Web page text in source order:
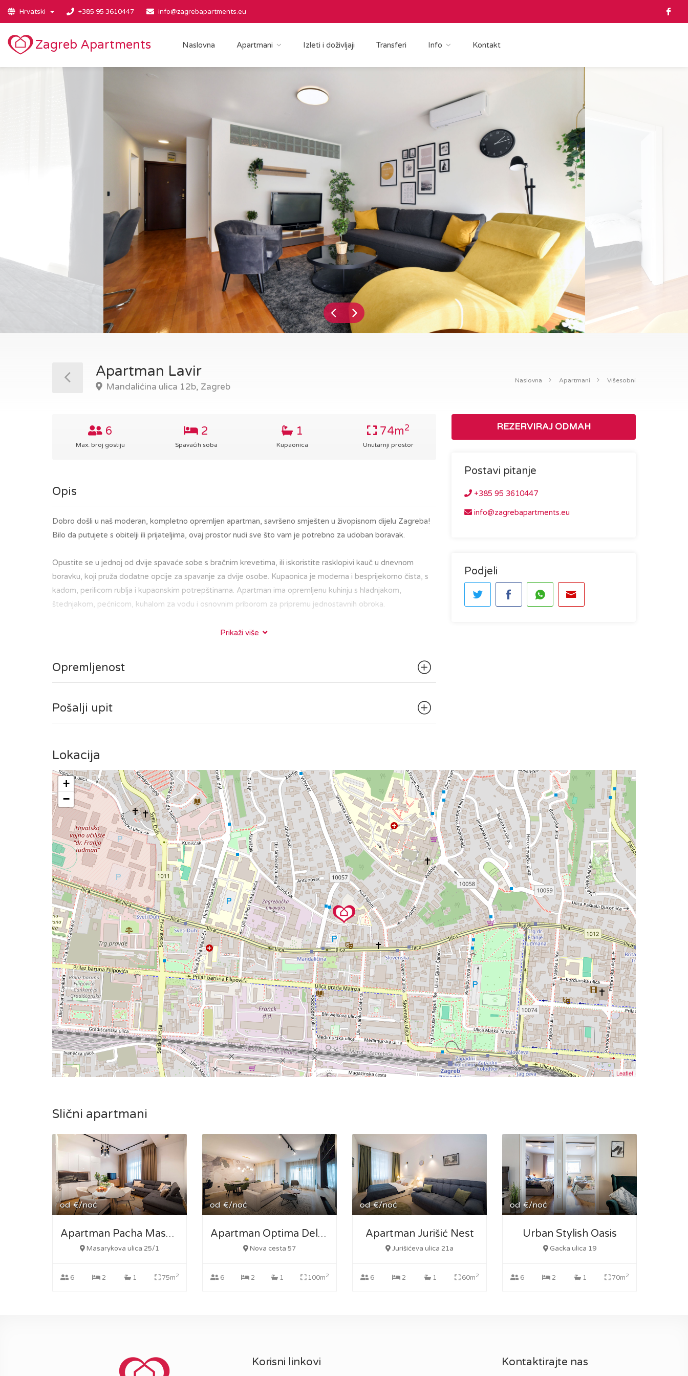
Hrvatski +385 95 3610447 info@zagrebapartments.eu
Zagreb Apartments Naslovna Apartmani Izleti i doživljaji Transferi Info Kontakt
Apartman Lavir
Mandalićina ulica 12b, Zagreb
Naslovna Apartmani Višesobni
REZERVIRAJ ODMAH
Postavi pitanje
+385 95 3610447
info@zagrebapartments.eu
Podjeli
6
Max. broj gostiju
2
Spavaćih soba
1
Kupaonica
74m2
Unutarnji prostor
Opis
Dobro došli u naš moderan, kompletno opremljen apartman, savršeno smješten u živopisnom dijelu Zagreba!
Bilo da putujete s obitelji ili prijateljima, ovaj prostor nudi sve što vam je potrebno za udoban boravak.
Opustite se u jednoj od dvije spavaće sobe s bračnim krevetima, ili iskoristite rasklopivi kauč u dnevnom
boravku, koji pruža dodatne opcije za spavanje za dvije osobe. Kupaonica je moderna i besprijekorno čista, s
kadom, perilicom rublja i kupaonskim potrepštinama. Apartman ima opremljenu kuhinju s hladnjakom,
štednjakom, pećnicom, kuhalom za vodu i osnovnim priborom za pripremu jednostavnih obroka.
Nalazeći se u središtu Zagreba, bit ćete na korak od glavnih gradskih znamenitosti, restorana i kafića. Bilo da
Prikaži više
Opremljenost
Pošalji upit
Lokacija
+
−
Leaflet
Slični apartmani
od €/noć
Apartman Pacha Masarykova
Masarykova ulica 25/1
6 2 1 75m2
od €/noć
Apartman Optima Deluxe
Nova cesta 57
6 2 1 100m2
od €/noć
Apartman Jurišić Nest
Jurišićeva ulica 21a
6 2 1 60m2
od €/noć
Urban Stylish Oasis
Gacka ulica 19
6 2 1 70m2
Korisni linkovi Kontaktirajte nas